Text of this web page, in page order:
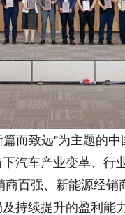
而致远”为主题的
汽车产业变革、行
百强、新能源经
持续提升的盈利能